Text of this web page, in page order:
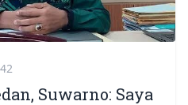
Suwarno: Saya